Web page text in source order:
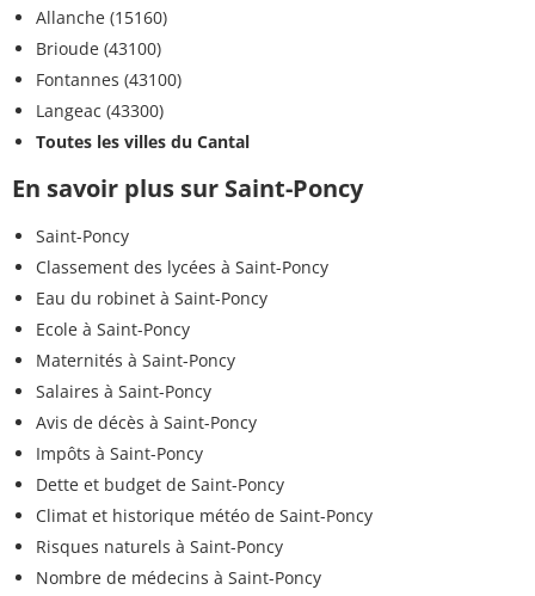
Allanche (15160)
Brioude (43100)
Fontannes (43100)
Langeac (43300)
Toutes les villes du Cantal
En savoir plus sur Saint-Poncy
Saint-Poncy
Classement des lycées à Saint-Poncy
Eau du robinet à Saint-Poncy
Ecole à Saint-Poncy
Maternités à Saint-Poncy
Salaires à Saint-Poncy
Avis de décès à Saint-Poncy
Impôts à Saint-Poncy
Dette et budget de Saint-Poncy
Climat et historique météo de Saint-Poncy
Risques naturels à Saint-Poncy
Nombre de médecins à Saint-Poncy